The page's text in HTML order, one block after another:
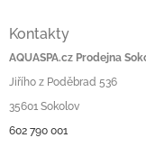
Kontakty
AQUASPA.cz Prodejna
Jiřího z Poděbrad 536
35601 Sokolov
602 790 001